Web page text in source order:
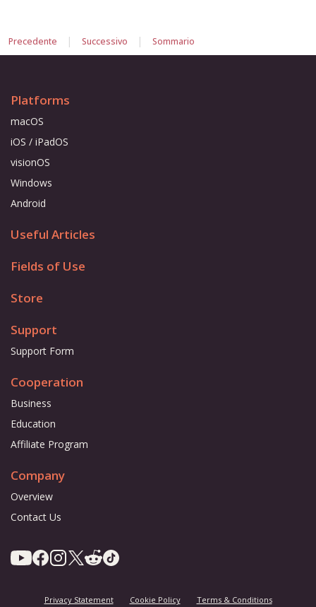
Precedente | Successivo | Sommario
Platforms
macOS
iOS / iPadOS
visionOS
Windows
Android
Useful Articles
Fields of Use
Store
Support
Support Form
Cooperation
Business
Education
Affiliate Program
Company
Overview
Contact Us
Privacy Statement Cookie Policy Terms & Conditions